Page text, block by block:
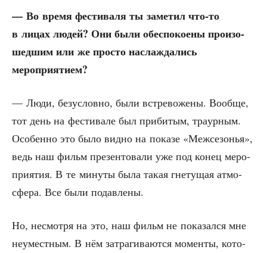
— Во вре­мя фести­ва­ля ты заме­тил что-то
в лицах людей? Они были обес­по­ко­е­ны про­изо­
шед­шим или же про­сто насла­жда­лись
мероприятием?
— Люди, без­услов­но, были встре­во­же­ны. Вооб­ще,
тот день на фести­ва­ле был при­би­тым, тра­ур­ным.
Осо­бен­но это было вид­но на пока­зе «Меж­се­зо­нья»,
ведь наш фильм пре­зен­то­ва­ли уже под конец меро­
при­я­тия. В те мину­ты была такая гне­ту­щая атмо­
сфе­ра. Все были подавлены.
Но, несмот­ря на это, наш фильм не пока­зал­ся мне
неумест­ным. В нём затра­ги­ва­ют­ся момен­ты, кото­